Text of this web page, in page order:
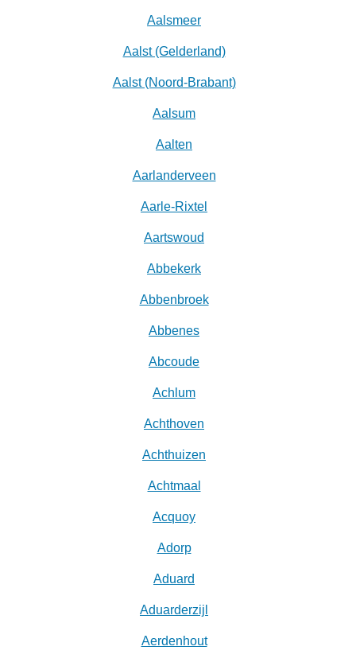
Aalsmeer
Aalst (Gelderland)
Aalst (Noord-Brabant)
Aalsum
Aalten
Aarlanderveen
Aarle-Rixtel
Aartswoud
Abbekerk
Abbenbroek
Abbenes
Abcoude
Achlum
Achthoven
Achthuizen
Achtmaal
Acquoy
Adorp
Aduard
Aduarderzijl
Aerdenhout